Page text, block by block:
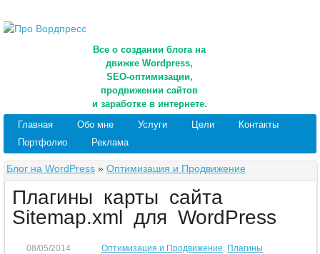
Все о создании блога на
движке Wordpress,
SEO-оптимизации,
продвижении сайтов
и заработке в интернете.
Главная
Обо мне Услуги Цели
Контакты
Портфолио
Реклама
Блог на WordPress » Оптимизация и Продвижение
Плагины карты сайта
Sitemap.xml для WordPress
08/05/2014 Оптимизация и Продвижение, Плагины